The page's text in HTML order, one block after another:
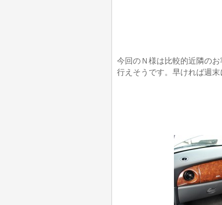
今回のＮ様は比較的近隣の
行えそうです。早ければ週